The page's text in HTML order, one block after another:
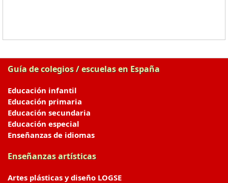
Guía de colegios / escuelas en España
Educación infantil
Educación primaria
Educación secundaria
Educación especial
Enseñanzas de idiomas
Enseñanzas artísticas
Artes plásticas y diseño LOGSE